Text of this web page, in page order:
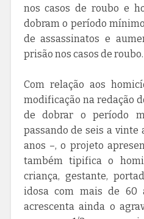
nos casos de roubo e
dobram o período
de assassinatos e
prisão nos casos de roubo.
Com relação aos
modificação na redação
de dobrar o período
passando de seis a vinte
anos –, o projeto
também tipifica o
criança, gestante,
idosa com mais de 60
acrescenta ainda o